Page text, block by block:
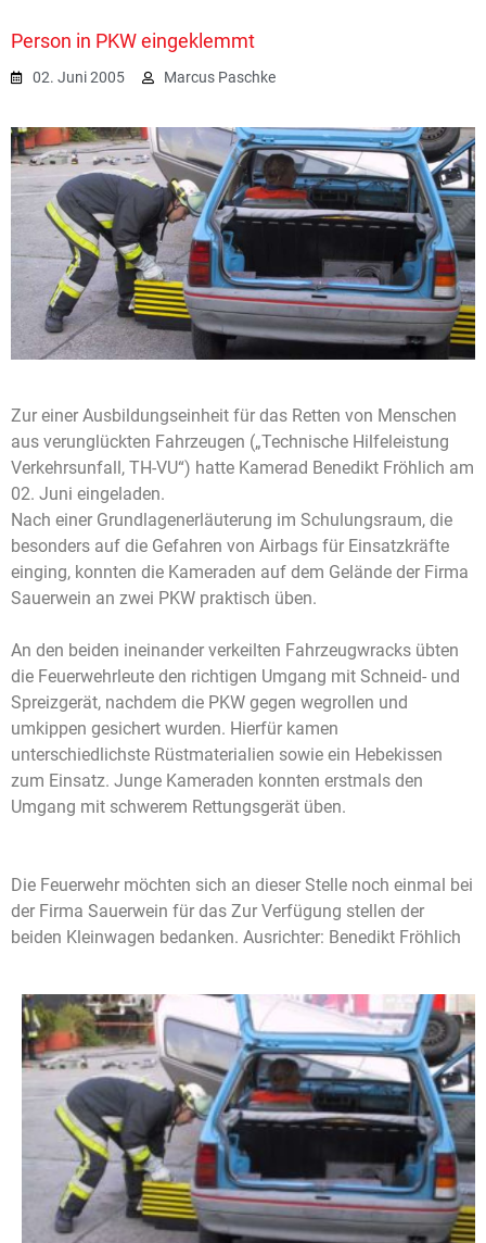
Person in PKW eingeklemmt
02. Juni 2005 Marcus Paschke
Zur einer Ausbildungseinheit für das Retten von Menschen
aus verunglückten Fahrzeugen („Technische Hilfeleistung
Verkehrsunfall, TH-VU“) hatte Kamerad Benedikt Fröhlich am
02. Juni eingeladen.
Nach einer Grundlagenerläuterung im Schulungsraum, die
besonders auf die Gefahren von Airbags für Einsatzkräfte
einging, konnten die Kameraden auf dem Gelände der Firma
Sauerwein an zwei PKW praktisch üben.
An den beiden ineinander verkeilten Fahrzeugwracks übten
die Feuerwehrleute den richtigen Umgang mit Schneid- und
Spreizgerät, nachdem die PKW gegen wegrollen und
umkippen gesichert wurden. Hierfür kamen
unterschiedlichste Rüstmaterialien sowie ein Hebekissen
zum Einsatz. Junge Kameraden konnten erstmals den
Umgang mit schwerem Rettungsgerät üben.
Die Feuerwehr möchten sich an dieser Stelle noch einmal bei
der Firma Sauerwein für das Zur Verfügung stellen der
beiden Kleinwagen bedanken. Ausrichter: Benedikt Fröhlich